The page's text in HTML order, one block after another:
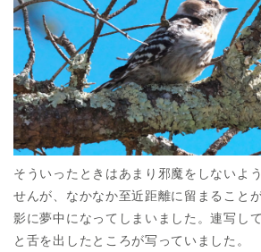
そういったときはあまり邪魔をしないよ
せんが、なかなか至近距離に留まること
影に夢中になってしまいました。連写し
と舌を出したところが写っていました。